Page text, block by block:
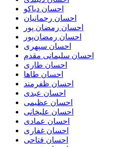
احسان دیاکو
احسان رحمانیان
احسان رمضان پور
احسان رمضان‌پور
احسان سپهری
احسان سلیمانی مقدم
احسان طاری
احسان طاها
احسان ظفرمند
احسان عبدی
احسان عظیمی
احسان علیخانی
احسان عمادی
احسان غفاری
احسان فتاحی